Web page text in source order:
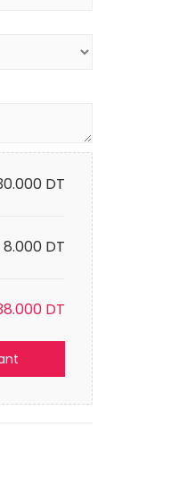
DT
8.000 DT
DT